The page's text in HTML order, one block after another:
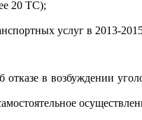
20 ТС);
услуг в 2013-
в возбуждении